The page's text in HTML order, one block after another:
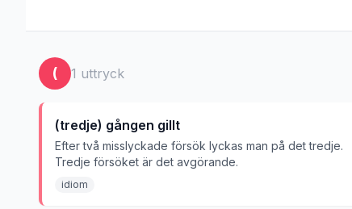
( 1 uttryck
(tredje) gången gillt
Efter två misslyckade försök lyckas man på det tredje.
Tredje försöket är det avgörande.
idiom